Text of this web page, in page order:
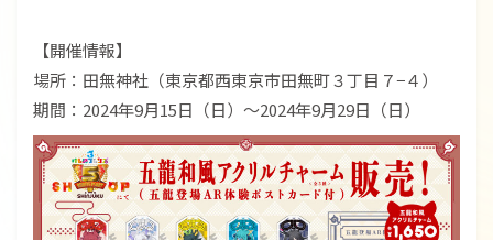
【開催情報】
場所：田無神社（東京都西東京市田無町３丁目７−４）
期間：2024年9月15日（日）～2024年9月29日（日）